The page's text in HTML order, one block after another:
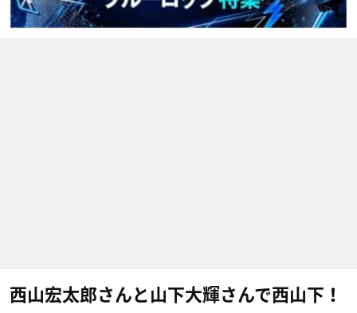
西山宏太郎さんと山下大輝さんで西山下！